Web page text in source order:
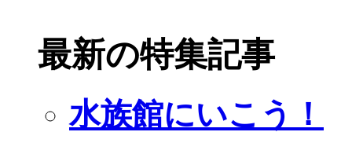
最新の特集記事
水族館にいこう！